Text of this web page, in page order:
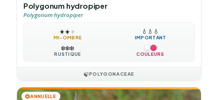
Polygonum hydropiper
Polygonum hydropiper
☀️☀️☀️
MI-OMBRE
💧 💧 💧
IMPORTANT
❄️❄️❄️
RUSTIQUE COULEURS
🍃POLYGONACEAE
🌻ANNUELLE